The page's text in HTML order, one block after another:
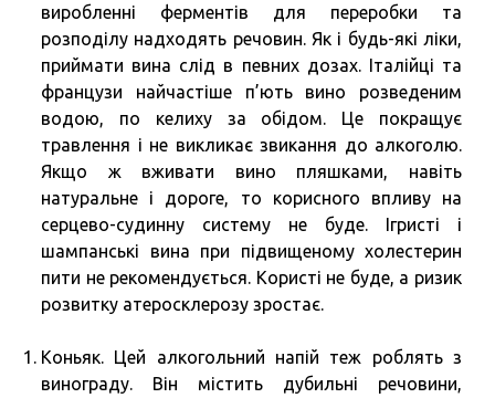
виробленні ферментів для переробки та
розподілу надходять речовин. Як і будь-які ліки,
приймати вина слід в певних дозах. Італійці та
французи найчастіше п’ють вино розведеним
водою, по келиху за обідом. Це покращує
травлення і не викликає звикання до алкоголю.
Якщо ж вживати вино пляшками, навіть
натуральне і дороге, то корисного впливу на
серцево-судинну систему не буде. Ігристі і
шампанські вина при підвищеному холестерин
пити не рекомендується. Користі не буде, а ризик
розвитку атеросклерозу зростає.
Коньяк. Цей алкогольний напій теж роблять з
винограду. Він містить дубильні речовини,